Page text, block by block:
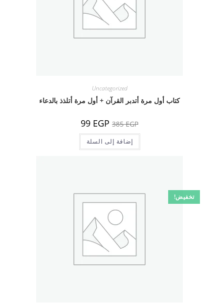
Uncategorized
كتاب أول مرة أتدبر القرآن + أول مرة أتلذذ بالدعاء
385EGP السعر
الأصلي
هو:
385 EGP.
99 EGP
هو:
إضافة إلى السلة
تخفيض!